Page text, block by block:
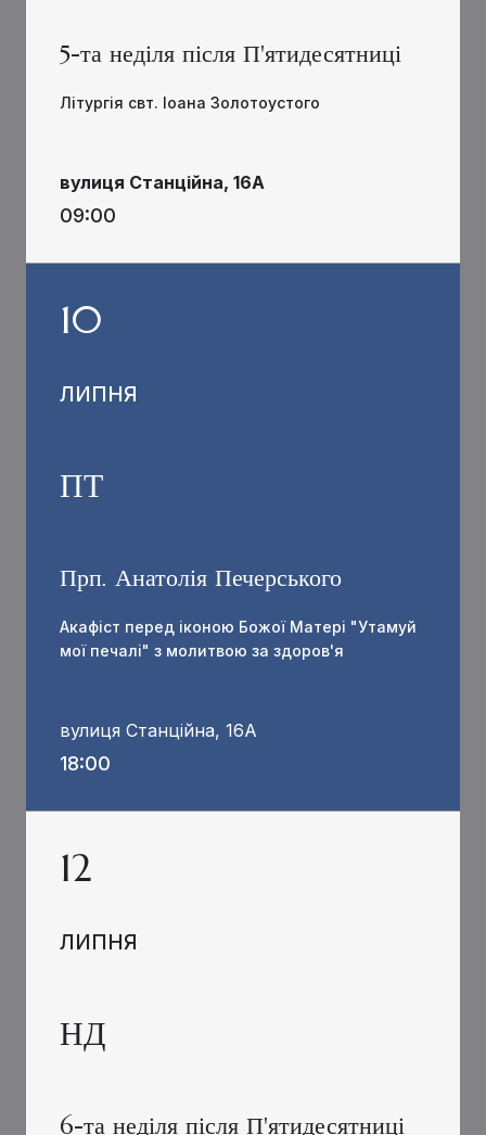
5-та неділя після П'ятидесятниці
Літургія свт. Іоана Золотоустого
вулиця Станційна, 16А
09:00
10
ЛИПНЯ
ПТ
Прп. Анатолія Печерського
Акафіст перед іконою Божої Матері "Утамуй
мої печалі" з молитвою за здоров'я
вулиця Станційна, 16А
18:00
12
ЛИПНЯ
НД
6-та неділя після П'ятидесятниці